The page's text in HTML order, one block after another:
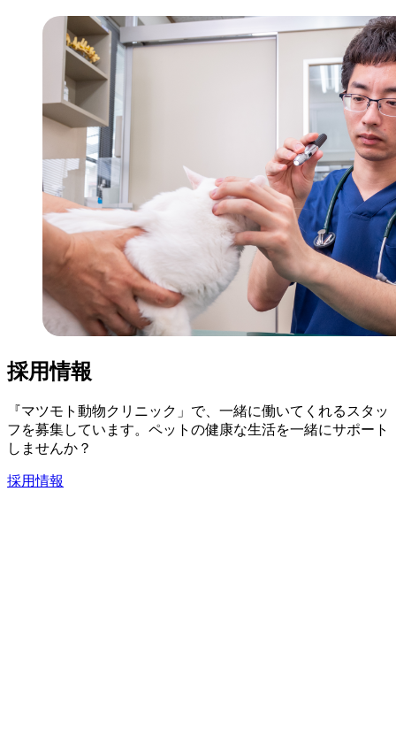
採用情報
『マツモト動物クリニック」で、一緒に働いてくれるスタッ
フを募集しています。ペットの健康な生活を一緒にサポート
しませんか？
採用情報